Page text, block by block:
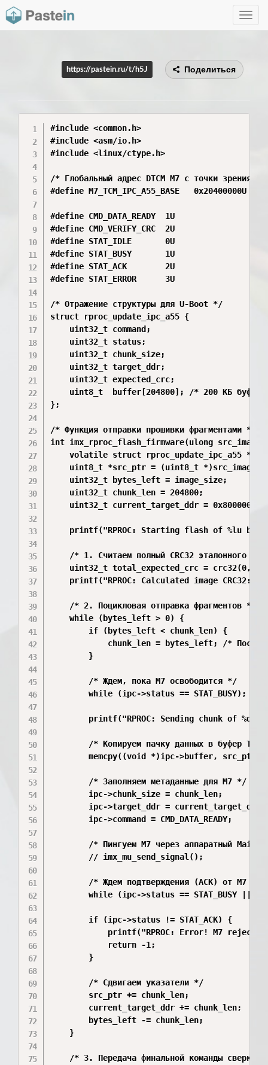
Toggle
https://pastein.ru/t/h5J Поделиться
#include <common.h>
#include <asm/io.h>
#include <linux/ctype.h>
/* Глобальный адрес DTCM M7 с точки зрения
#define M7_TCM_IPC_A55_BASE   0x20400000U
#define CMD_DATA_READY  1U
#define CMD_VERIFY_CRC  2U
#define STAT_IDLE       0U
#define STAT_BUSY       1U
#define STAT_ACK        2U
#define STAT_ERROR      3U
/* Отражение структуры для U-Boot */
struct rproc_update_ipc_a55 {
    uint32_t command;
    uint32_t status;
    uint32_t chunk_size;
    uint32_t target_ddr;
    uint32_t expected_crc;
uint8_t  buffer[204800]; /* 200 КБ буфер
};
/* Функция отправки прошивки фрагментами */
int imx_rproc_flash_firmware(ulong
volatile struct rproc_update_ipc_a55
uint8_t *src_ptr = (uint8_t
    uint32_t bytes_left = image_size;
    uint32_t chunk_len = 204800;
uint32_t current_target_ddr =
printf("RPROC: Starting flash of %lu
/* 1. Считаем полный CRC32 эталонного
uint32_t total_expected_crc = crc32(0,
printf("RPROC: Calculated image CRC32:
    /* 2. Поцикловая отправка фрагментов */
    while (bytes_left > 0) {
        if (bytes_left < chunk_len) {
chunk_len = bytes_left; /*
        }
        /* Ждем, пока M7 освободится */
        while (ipc->status == STAT_BUSY);
printf("RPROC: Sending chunk of %d
/* Копируем пачку данных в буфер TCM
memcpy((void *)ipc->buffer, src_ptr,
        /* Заполняем метаданные для M7 */
        ipc->chunk_size = chunk_len;
        ipc->target_ddr = current_target_ddr;
        ipc->command = CMD_DATA_READY;
/* Пингуем M7 через аппаратный
        // imx_mu_send_signal();
        /* Ждем подтверждения (ACK) от M7 */
while (ipc->status == STAT_BUSY ||
        if (ipc->status != STAT_ACK) {
printf("RPROC: Error! M7
            return -1;
        }
        /* Сдвигаем указатели */
        src_ptr += chunk_len;
        current_target_ddr += chunk_len;
        bytes_left -= chunk_len;
    }
/* 3. Передача финальной команды сверки